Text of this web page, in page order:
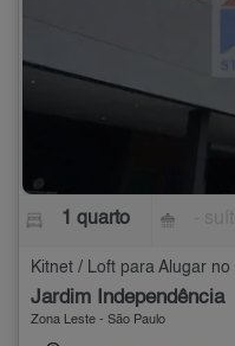
1 quarto
Jardim Independência
Zona Leste - São Paulo